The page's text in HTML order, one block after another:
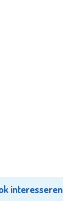
interesseren